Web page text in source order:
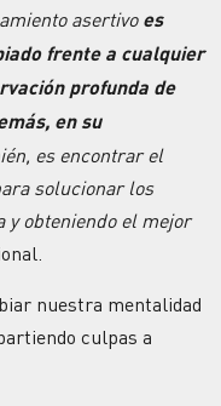
asertivo es
frente a cualquier
profunda de
en su
es encontrar el
solucionar los
y obteniendo el mejor
nuestra mentalidad
culpas a